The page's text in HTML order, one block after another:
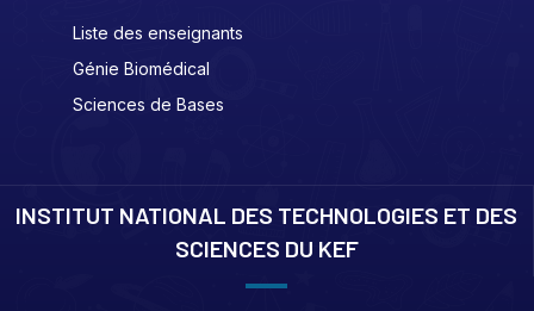
Liste des enseignants
Génie Biomédical
Sciences de Bases
INSTITUT NATIONAL DES TECHNOLOGIES ET DES
SCIENCES DU KEF